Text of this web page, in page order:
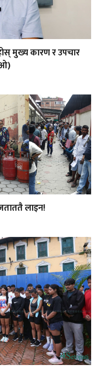
मुख्य कारण र उपचार
लाइन!